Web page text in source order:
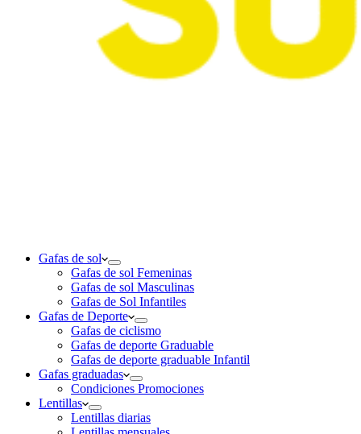
Gafas de sol
Gafas de sol Femeninas
Gafas de sol Masculinas
Gafas de Sol Infantiles
Gafas de Deporte
Gafas de ciclismo
Gafas de deporte Graduable
Gafas de deporte graduable Infantil
Gafas graduadas
Condiciones Promociones
Lentillas
Lentillas diarias